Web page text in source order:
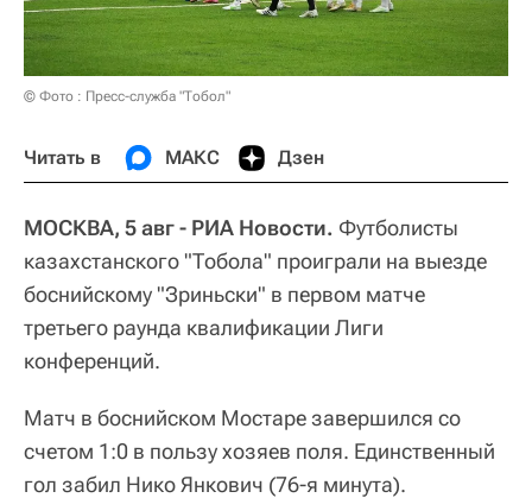
© Фото : Пресс-служба "Тобол"
Читать в МАКС Дзен
МОСКВА, 5 авг - РИА Новости. Футболисты
казахстанского "Тобола" проиграли на выезде
боснийскому "Зриньски" в первом матче
третьего раунда квалификации Лиги
конференций.
Матч в боснийском Мостаре завершился со
счетом 1:0 в пользу хозяев поля. Единственный
гол забил Нико Янкович (76-я минута).